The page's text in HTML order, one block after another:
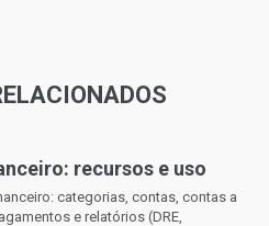
recursos e uso
categorias, contas, contas a
e relatórios (DRE,